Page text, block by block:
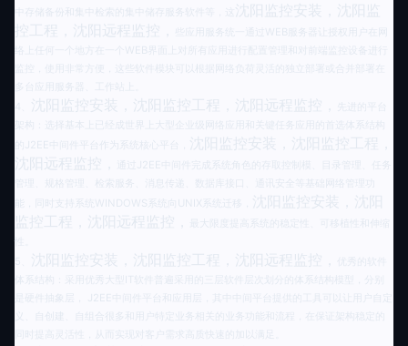
中存储备份和集中检索的集中储存服务软件等，这
沈阳监控安装，沈阳监
控工程，沈阳远程监控，
些应用服务统一通过WEB服务器让授权用户在网
络上任何一个地方在一个WEB界面上对所有应用进行配置管理和对前端监控设备进行
监控，使用非常方便，这些软件模块可以根据网络负荷灵活的独立部署或合并部署在
沈阳监控安装，沈阳监控工程，沈阳远程监控，
架构：选择基本上已经成世界上大型企业级网络应用和关键任务应用的首选体系结构
的J2EE中间件平台作为系统核心平台，
沈阳监控安装，沈阳监控工程，
沈阳远程监控，
通过J2EE中间件完成系统角色的存取控制模、目录管理、任务
管理、规格管理、检索服务、消息传递、数据库接口、通讯安全等基础网络管理功
能，同时支持系统WINDOWS系统向UNIX系统迁移，
沈阳监控安装，沈阳
监控工程，沈阳远程监控，
最大限度提高系统的稳定性、可移植性和伸缩
沈阳监控安装，沈阳监控工程，沈阳远程监控，
体系结构：采用优秀大型IT软件普遍采用的三层软件层次划分的体系结构模型，分别
是硬件抽象层， J2EE中间件平台和应用层，其中中间平台提供的工具可以让用户自定
义、自创建、自组合很多和用户特定业务相关的业务功能和流程，在保证架构稳定的
同时提高灵活性，从而实现对客户需求高质快速的加以满足。